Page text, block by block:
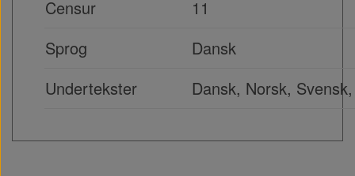
Censur
11
Sprog
Dansk
Undertekster
Dansk, Norsk,